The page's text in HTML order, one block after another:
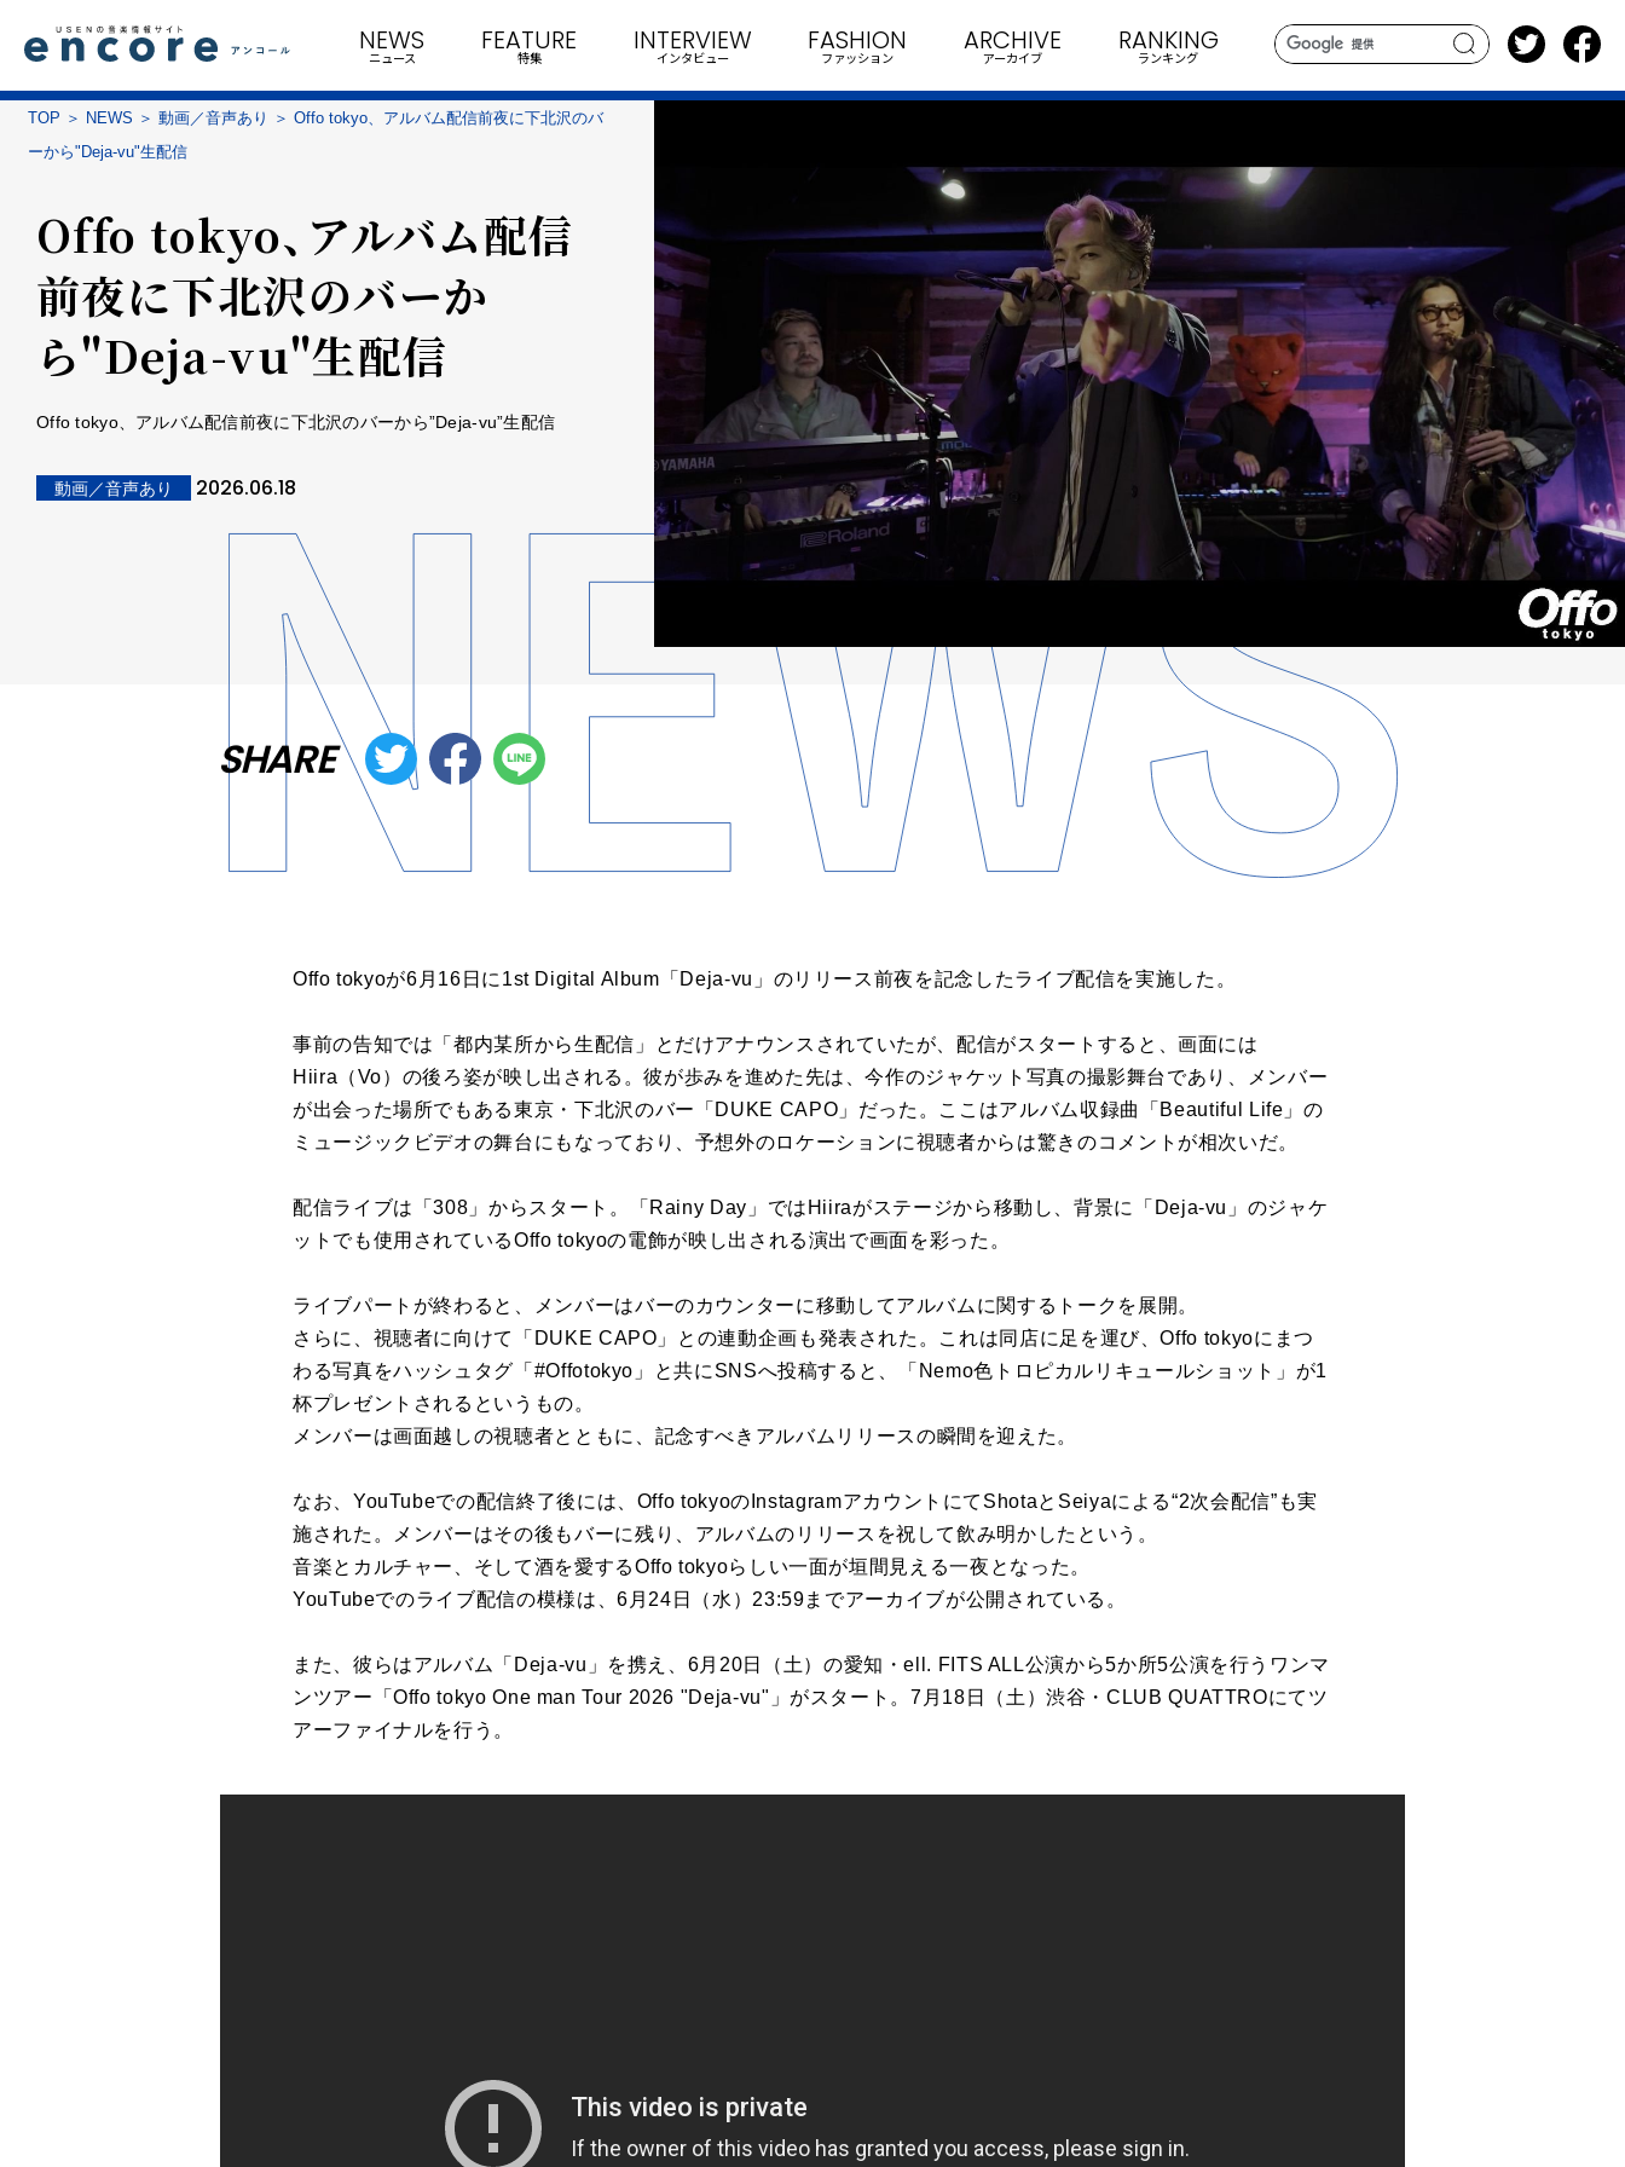
search
NEWS
ニュース
FEATURE
特集
INTERVIEW
インタビュー
FASHION
ファッション
ARCHIVE
アーカイブ
RANKING
ランキング
TOP NEWS 動画／音声あり
Offo tokyo、アルバム配信前夜に下北沢のバ
ーから"Deja-vu"生配信
Offo tokyo、アルバム配信
前夜に下北沢のバーか
ら"Deja-vu"生配信
Offo tokyo、アルバム配信前夜に下北沢のバーから”Deja-vu”生配信
動画／音声あり 2026.06.18
SHARE
Offo tokyoが6月16日 に 1st Digital Album「 Deja-vu 」 のリリース前夜 を記念したライブ配信を実施した。
事前の告知では「都内某所から生配信 」 とだけアナウンスされていたが、配信がスタートすると、画面に は
Hiira（Vo） の後ろ姿が映し出される。彼が歩みを進めた先は、今作のジャケット写真の撮影舞台であり、 メンバー
が出会った場所でもある東京・ 下北沢のバー 「DUKE CAPO」だった。ここはアルバム 収録曲「Beautiful Life」の
ミュージックビデオの舞台 に もなっており、 予想外のロケーションに視聴者から は驚き のコメントが相次いだ。
配信ライブは「308」から スタート。「Rainy Day」ではHiiraがステージから移動し、背景に 「 Deja-vu 」 のジャケ
ットでも使用されているOffo tokyoの電飾が映し出される演出で画面を彩った。
ライブパートが終わると、 メンバーはバーのカウンターに移動してアルバム に関するトークを 展開。
さらに 、視聴者に 向けて「DUKE CAPO」と の連動企画も発表された。これは同店に 足を運び、Offo tokyoに まつ
わる写真をハッシュタグ「#Offotokyo」と共に SNSへ投稿すると、「 Nemo色トロピカルリキュールショット」 が1
杯プレゼントされるというもの。
メンバーは画面越しの視聴者とともに 記念すべき アルバム リリースの瞬間を迎えた。
なお、YouTubeでの配信終了後に は、 Offo tokyoの Instagramアカウント にてShotaとSeiyaに よる“2次会配信”も実
施された。
メンバーはその後もバーに残り、 アルバムの リリースを祝して飲み明かしたという。
音楽とカルチャー、そして酒を愛するOffo tokyoらしい一面が垣間見える一夜となった。
YouTubeでのライブ配信の模様は、6月24日（水）23:59までアーカイブが公開されている。
また、彼らはアルバム 「 Deja-vu 」を携え、6月20日（ 土） の愛知・ell. FITS ALL公演から5か所5公演を行うワンマ
ンツアー「Offo tokyo One man Tour 2026 "Deja-vu"」がスタート。7月18日（土）渋谷・CLUB QUATTROにてツ
アーファイナルを行う。